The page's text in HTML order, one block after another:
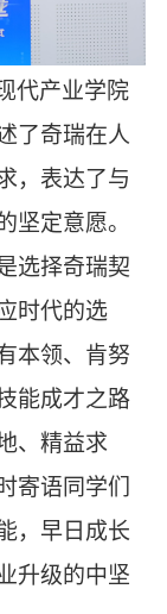
代产业学院
了奇瑞在人
，表达了与
坚定意愿。
选择奇瑞契
时代的选
本领、肯努
能成才之路
、精益求
寄语同学们
，早日成长
升级的中坚